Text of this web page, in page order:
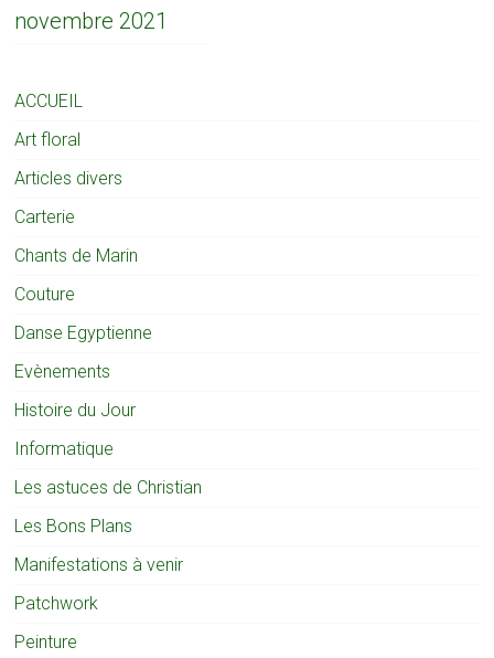
novembre 2021
ACCUEIL
Art floral
Articles divers
Carterie
Chants de Marin
Couture
Danse Egyptienne
Evènements
Histoire du Jour
Informatique
Les astuces de Christian
Les Bons Plans
Manifestations à venir
Patchwork
Peinture